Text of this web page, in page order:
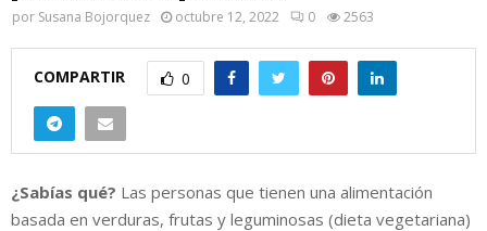
por Susana Bojorquez octubre 12, 2022 0 2563
COMPARTIR 0
¿Sabías qué? Las personas que tienen una alimentación
basada en verduras, frutas y leguminosas (dieta vegetariana)